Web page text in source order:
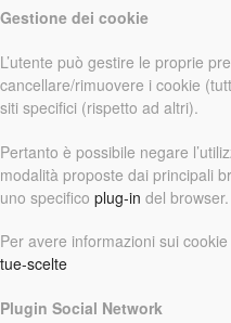
Gestione dei cookie
L’utente può gestire le proprie
cancellare/rimuovere i cookie
siti specifici (rispetto ad altri).
Pertanto è possibile negare
modalità proposte dai principali
uno specifico plug-in del browser.
Per avere informazioni sui
tue-scelte
Plugin Social Network